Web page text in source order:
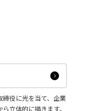
役に光を当て、企業
立体的に描きます。